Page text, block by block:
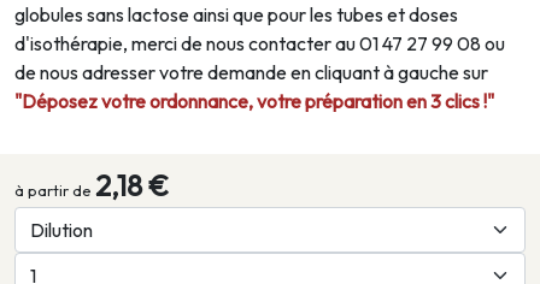
globules sans lactose ainsi que pour les tubes et doses
d'isothérapie, merci de nous contacter au 01 47 27 99 08 ou
de nous adresser votre demande en cliquant à gauche sur
"Déposez votre ordonnance, votre préparation en 3 clics !"
à partir de 2,18 €